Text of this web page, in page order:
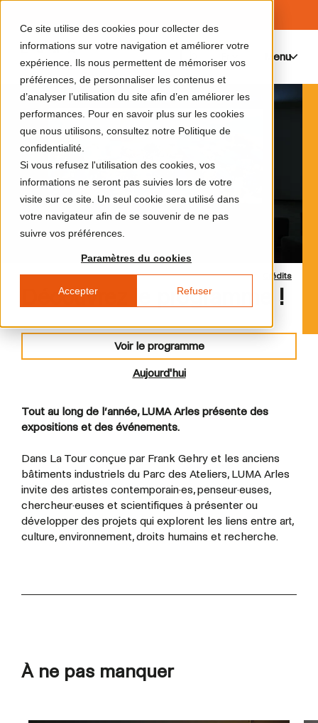
Ce site utilise des cookies pour collecter des
informations sur votre navigation et améliorer votre
expérience. Ils nous permettent de mémoriser vos
préférences, de personnaliser les contenus et
d’analyser l’utilisation du site afin d’en améliorer les
performances. Pour en savoir plus sur les cookies
que nous utilisons, consultez notre Politique de
confidentialité.
Si vous refusez l'utilisation des cookies, vos
informations ne seront pas suivies lors de votre
visite sur ce site. Un seul cookie sera utilisé dans
votre navigateur afin de se souvenir de ne pas
suivre vos préférences.
Paramètres du cookies
Accepter Refuser
Menu
Crédits
Découvrez le programme !
Tout au long de l’année, LUMA Arles présente des
expositions et des événements.
Dans La Tour conçue par Frank Gehry et les anciens
bâtiments industriels du Parc des Ateliers, LUMA Arles
invite des artistes contemporain·es, penseur·euses,
chercheur·euses et scientifiques à présenter ou
développer des projets qui explorent les liens entre art,
culture, environnement, droits humains et recherche.
Voir le programme
Aujourd'hui
À ne pas manquer